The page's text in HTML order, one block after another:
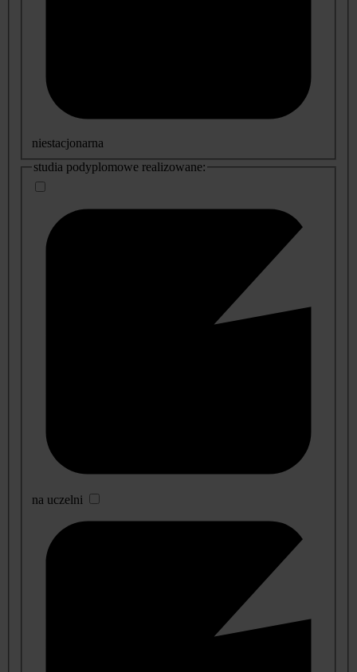
niestacjonarna
studia podyplomowe realizowane:
na uczelni